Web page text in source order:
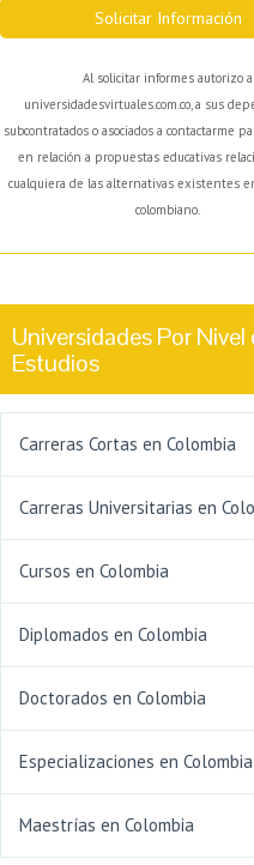
Solicitar Información
Al solicitar informes autorizo a
universidadesvirtuales.com.co, a sus
subcontratados o asociados a contactarme
en relación a propuestas educativas
cualquiera de las alternativas existentes
colombiano.
Universidades Por Nivel
Estudios
Carreras Cortas en Colombia
Carreras Universitarias en
Cursos en Colombia
Diplomados en Colombia
Doctorados en Colombia
Especializaciones en Colombia
Maestrías en Colombia